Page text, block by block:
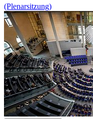
(Plenarsitzung)